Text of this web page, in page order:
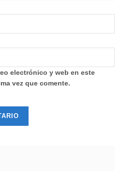
electrónico y web en este
vez que comente.